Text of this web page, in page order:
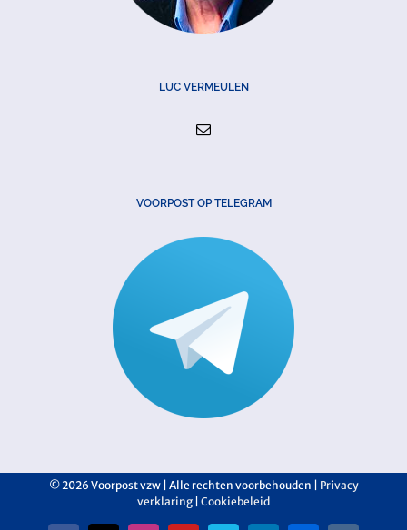
LUC VERMEULEN
VOORPOST OP TELEGRAM
©2026 Voorpost vzw | Alle rechten voorbehouden | Privacy
verklaring Cookiebeleid